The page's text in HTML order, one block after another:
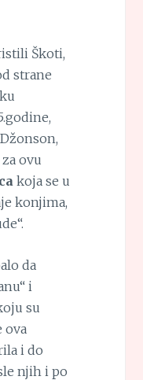
Škoti,
strane
ovu
koja se u
konjima,
da
i
su
ova
i do
njih i po